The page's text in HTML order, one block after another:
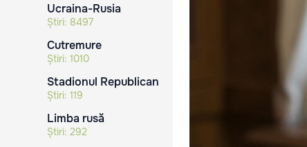
Ucraina-Rusia
Știri: 8497
Cutremure
Știri: 1010
Stadionul Republican
Știri: 119
Limba rusă
Știri: 292